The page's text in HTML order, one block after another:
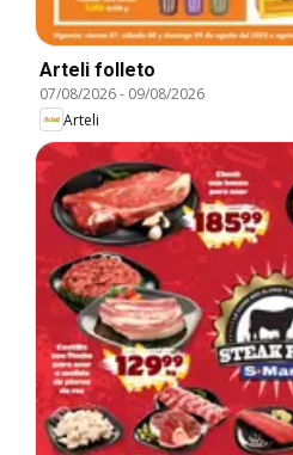
Arteli folleto
07/08/2026- 09/08/2026
Arteli